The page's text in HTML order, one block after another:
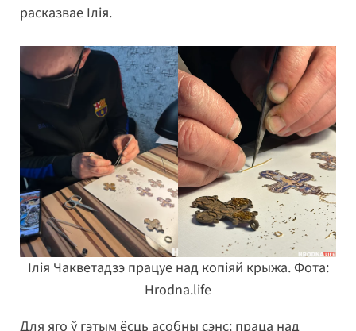
расказвае Ілія.
Ілія Чакветадзэ працуе над копіяй крыжа. Фота:
Hrodna.life
Для яго ў гэтым ёсць асобны сэнс: праца над